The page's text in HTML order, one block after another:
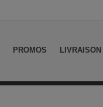
PROMOS LIVRAISON